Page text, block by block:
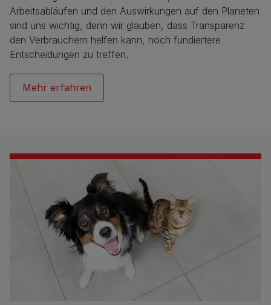
Arbeitsabläufen und den Auswirkungen auf den Planeten
sind uns wichtig, denn wir glauben, dass Transparenz
den Verbrauchern helfen kann, noch fundiertere
Entscheidungen zu treffen.
Mehr erfahren